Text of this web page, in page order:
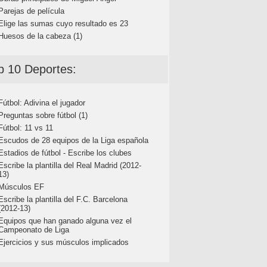
de película
las sumas cuyo resultado es 23
de la cabeza (1)
10 Deportes:
Adivina el jugador
sobre fútbol (1)
11 vs 11
de 28 equipos de la Liga española
de fútbol - Escribe los clubes
la plantilla del Real Madrid (2012-
EF
la plantilla del F.C. Barcelona
13)
que han ganado alguna vez el
de Liga
y sus músculos implicados